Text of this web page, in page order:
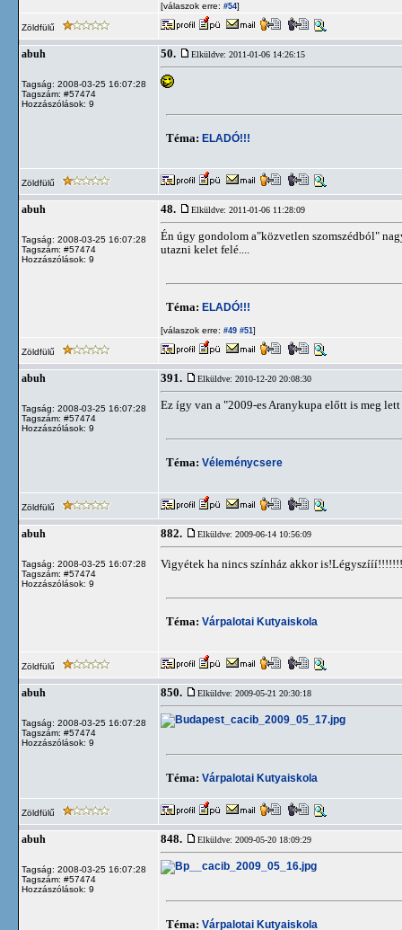
[válaszok erre: #54]
Zöldfülű
abuh
Tagság: 2008-03-25 16:07:28
Tagszám: #57474
Hozzászólások: 9
50. Elküldve: 2011-01-06 14:26:15
Téma: ELADÓ!!!
Zöldfülű
abuh
Tagság: 2008-03-25 16:07:28
Tagszám: #57474
Hozzászólások: 9
48. Elküldve: 2011-01-06 11:28:09
Én úgy gondolom a"közvetlen szomszédból"
utazni kelet felé....
Téma: ELADÓ!!!
[válaszok erre: #49 #51]
Zöldfülű
abuh
Tagság: 2008-03-25 16:07:28
Tagszám: #57474
Hozzászólások: 9
391. Elküldve: 2010-12-20 20:08:30
Ez így van a "2009-es Aranykupa előtt is meg
Téma: Véleménycsere
Zöldfülű
abuh
Tagság: 2008-03-25 16:07:28
Tagszám: #57474
Hozzászólások: 9
882. Elküldve: 2009-06-14 10:56:09
Vigyétek ha nincs színház akkor
Téma: Várpalotai Kutyaiskola
Zöldfülű
abuh
Tagság: 2008-03-25 16:07:28
Tagszám: #57474
Hozzászólások: 9
850. Elküldve: 2009-05-21 20:30:18
Téma: Várpalotai Kutyaiskola
Zöldfülű
abuh
Tagság: 2008-03-25 16:07:28
Tagszám: #57474
Hozzászólások: 9
848. Elküldve: 2009-05-20 18:09:29
Téma: Várpalotai Kutyaiskola